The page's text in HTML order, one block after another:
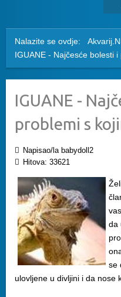
Nalazite se ovdje:
IGUANE - Najčesće bolesti
IGUANE -
problemi s
Napisao/la babydoll2
Hitova: 33621
da
se
ulovljene u divljini i da nose